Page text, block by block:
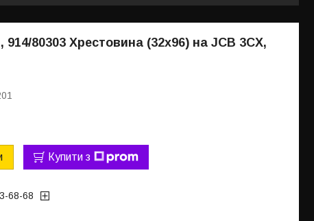
914/80303 Хрестовина (32х96) на JCB 3CX,
Купити з
68-68